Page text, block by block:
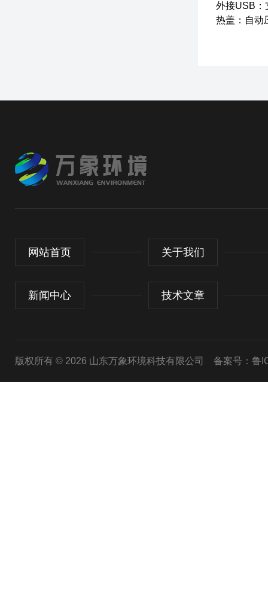
外接USB：
热盖：自动
网站首页 关于我们
新闻中心 技术文章
版权所有 © 2026 山东万象环境科技有限公司 备案号：鲁